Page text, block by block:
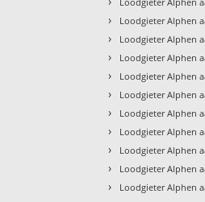
› Loodgieter Alphen
› Loodgieter Alphen
› Loodgieter Alphen
› Loodgieter Alphen
› Loodgieter Alphen
› Loodgieter Alphen
› Loodgieter Alphen
› Loodgieter Alphen
› Loodgieter Alphen
› Loodgieter Alphen